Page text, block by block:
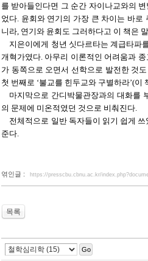
를 받아들인다면 그 순간 자이나교와의
었다. 윤회와 연기의 가장 큰 차이는 바
니라, 연기와 윤회도 그러하다고 이 책은
지은이에게 청년 싯다르타는 계급타파
개혁가였다. 아무리 이론적인 어려움과
가 동쪽으로 오면서 선학으로 발전한 것
첫 번째로 ‘불교를 힌두교와 구별하라’(이
마지막으로 간디박물관장과의 대화를
의 문제에 미온적였던 것으로 비춰진다.
전체적으로 일반 독자들이 읽기 쉽게
준다.
엮인글 : https://presscbu.cbnu.ac.kr/
목록
Go